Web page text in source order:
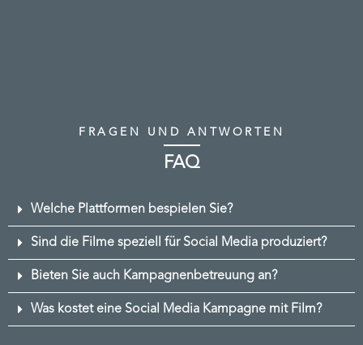
FRAGEN UND ANTWORTEN
FAQ
Welche Plattformen bespielen Sie?
Sind die Filme speziell für Social Media produziert?
Bieten Sie auch Kampagnenbetreuung an?
Was kostet eine Social Media Kampagne mit Film?